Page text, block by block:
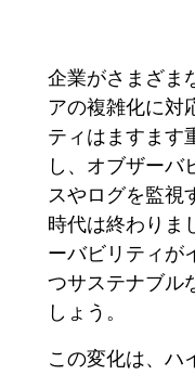
企業がさまざま
アの複雑化に対
ティはますます
し、オブザーバ
スやログを監視
時代は終わりま
ーバビリティが
つサステナブル
しょう。
この変化は、ハ